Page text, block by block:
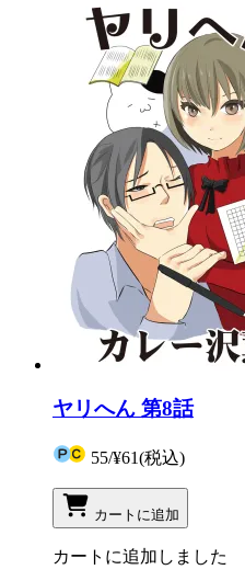
ヤリへん 第8話
55/¥61(税込)
カートに追加
カートに追加しました